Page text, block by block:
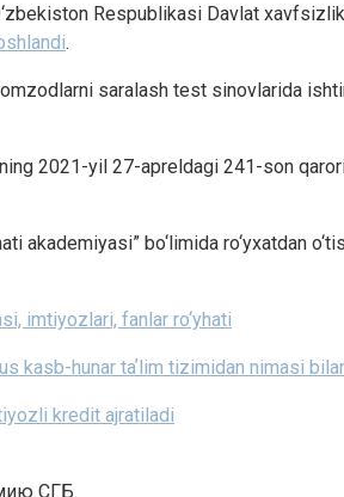
Respublikasi Davlat
.
saralash test sinovlarida
2021-yil 27-apreldagi 241-son
akademiyasi” bo‘limida ro‘yxatdan
imtiyozlari, fanlar ro‘yhati
kasb-hunar taʼlim tizimidan nimasi
kredit ajratiladi
СГБ.